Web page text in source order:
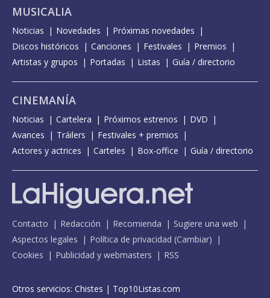
MUSICALIA
Noticias Novedades
Próximas novedades
Discos históricos
Canciones Festivales
Premios
Artistas y grupos
Portadas Listas Guía / directorio
CINEMANÍA
Noticias Cartelera Próximos estrenos
DVD
Avances
Tráilers
Festivales + premios
Actores y actrices
Carteles Box-office Guía / directorio
Contacto Redacción Recomienda
Sugiere una web
Aspectos legales
Política de privacidad (Cambiar)
Cookies
Publicidad y webmasters RSS
Otros servicios: Chistes | Top10Listas.com